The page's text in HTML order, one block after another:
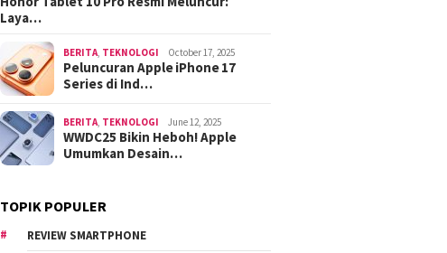
Laya…
BERITA TEKNOLOGI October 17, 2025
Peluncuran Apple iPhone 17
Series di Ind…
BERITA TEKNOLOGI June 12, 2025
WWDC25 Bikin Heboh! Apple
Umumkan Desain…
TOPIK POPULER
REVIEW SMARTPHONE